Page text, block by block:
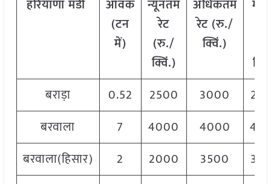
हरियाणामंडी
आवक
(टन
में)
न्यूनतम
रेट
(रु./
क्विं.)
अधिकतम
रेट (रु./
क्विं.)
बराड़ा
0.52 2500 3000
बरवाला
7 4000 4000
बरवाला(हिसार)
2 2000 3500